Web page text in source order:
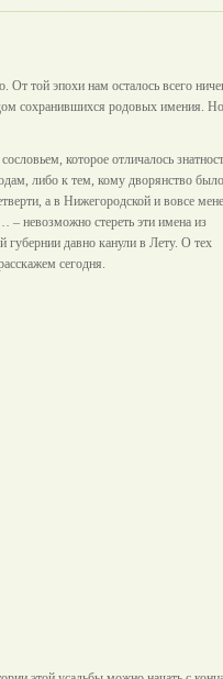
той эпохи нам осталось всего
сохранившихся родовых имения.
которое отличалось
либо к тем, кому дворянство было
а в Нижегородской и вовсе
невозможно стереть эти имена из
губернии давно канули в Лету. О тех
сегодня.